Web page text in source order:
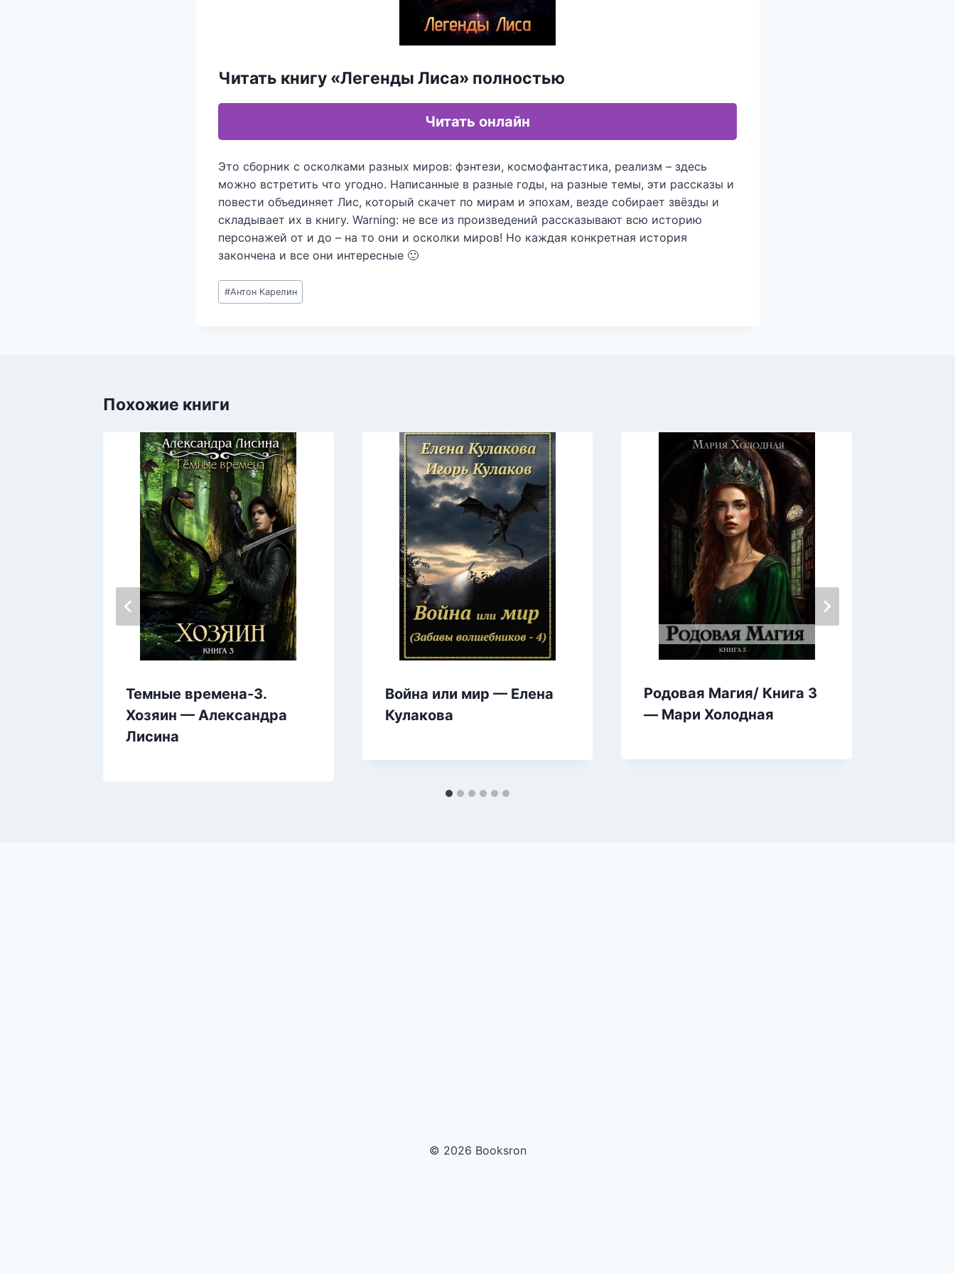
Читать книгу «Легенды Лиса» полностью
Читать онлайн
Это сборник с осколками разных миров: фэнтези, космофантастика, реализм – здесь
можно встретить что угодно. Написанные в разные годы, на разные темы, эти рассказы и
повести объединяет Лис, который скачет по мирам и эпохам, везде собирает звёзды и
складывает их в книгу. Warning: не все из произведений рассказывают всю историю
персонажей от и до – на то они и осколки миров! Но каждая конкретная история
закончена и все они интересные 🙂
Метки
записи:
#Антон Карелин
Похожие книги
Темные времена-3.
Хозяин — Александра
Лисина
Война или мир — Елена
Кулакова
Родовая Магия/ Книга 3
— Мари Холодная
© 2026 Booksron